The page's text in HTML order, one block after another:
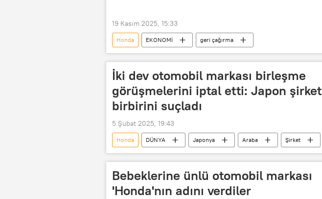
19 Kasım 2025, 15:33
Honda EKONOMİ geri çağırma
İki dev otomobil markası birleşme
görüşmelerini iptal etti: Japon
birbirini suçladı
5 Şubat 2025, 19:43
Honda DÜNYA Japonya Araba Şirket
Limited şirket
Anonim şirket Nissan
elektrikli
Bebeklerine ünlü otomobil markası
'Honda'nın adını verdiler